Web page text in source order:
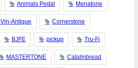
Animals Pedal Menatone
Vin-Antique Cornerstone
BJFE pickup Tru-Fi
MASTERTONE Catalinbread